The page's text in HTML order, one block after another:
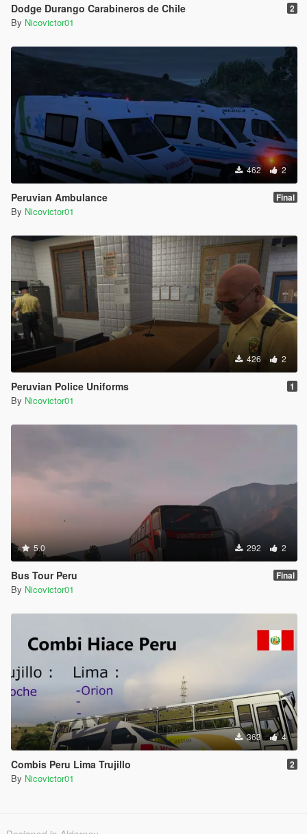
Dodge Durango Carabineros de Chile 2
By Nicovictor01
462 2
Peruvian Ambulance Final
By Nicovictor01
426 2
Peruvian Police Uniforms 1
By Nicovictor01
5.0 292 2
Bus Tour Peru Final
By Nicovictor01
363 4
Combis Peru Lima Trujillo 2
By Nicovictor01